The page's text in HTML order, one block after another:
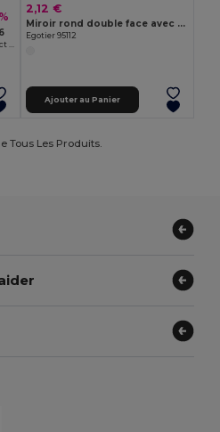
MIRATE Miroir de Maquillage Compact Élégant
2,12 €
Miroir rond double face avec extérieur en PU mat
Egotier 95112
Ajouter au Panier
Tous Les Produits.